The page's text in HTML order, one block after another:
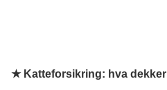
★ Katteforsikring: hva